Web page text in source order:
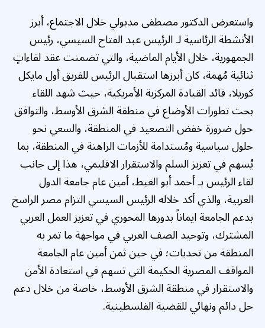
واستعرض الدكتور مصطفى مدبولي خلال الاجتماع، أبرز
الأنشطة الرئاسية لـ الرئيس عبد الفتاح السيسي، رئيس
الجمهورية، خلال الأيام الماضية، والتي تضمنت عقد لقاءاتٍ
ثنائية مُهمة، كان أبرزها استقبال الرئيس للفريق أول مايكل
كوريلا، قائد القيادة المركزية الأمريكية، حيث شهد اللقاء
بحث تطورات الأوضاع في منطقة الشرق الأوسط، والتوافق
حول ضرورة خفض التصعيد في المنطقة، والسعي نحو
حلول سياسية ومُستدامة للأزمات الراهنة في المنطقة، بما
يُسهم في تعزيز السلم والاستقرار الاقليمي، هذا إلى جانب
لقاء الرئيس بـ أحمد أبو الغيط، أمين عام جامعة الدول
العربية، والذي أكد خلاله الرئيس السيسي التزام مصر الراسخ
بدعم الجامعة ايماناً بدورها المحوري في تعزيز العمل العربي
المشترك، وتوحيد الصف العربي في مواجهة ما تمر به
المنطقة من تحديات؛ في حين ثمن أمين عام الجامعة
المواقف المصرية الحكيمة التي تسهم في استعادة الأمن
والاستقرار في منطقة الشرق الأوسط، خاصة من خلال دعم
حل دائم ونهائي للقضية الفلسطينية.